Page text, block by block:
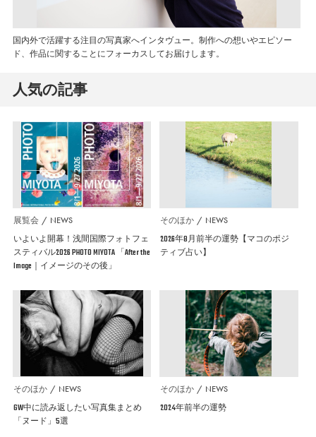
国内外で活躍する注目の写真家へインタヴュー。制作への想いやエピソー
ド、作品に関することにフォーカスしてお届けします。
人気の記事
展覧会 NEWS
いよいよ開幕！浅間国際フォトフェ
スティバル2026 PHOTO MIYOTA 「After the
Image｜イメージのその後」
そのほか NEWS
2026年8月前半の運勢【マコのポジ
ティブ占い】
そのほか NEWS
GW中に読み返したい写真集まとめ
「ヌード」5選
そのほか NEWS
2024年前半の運勢